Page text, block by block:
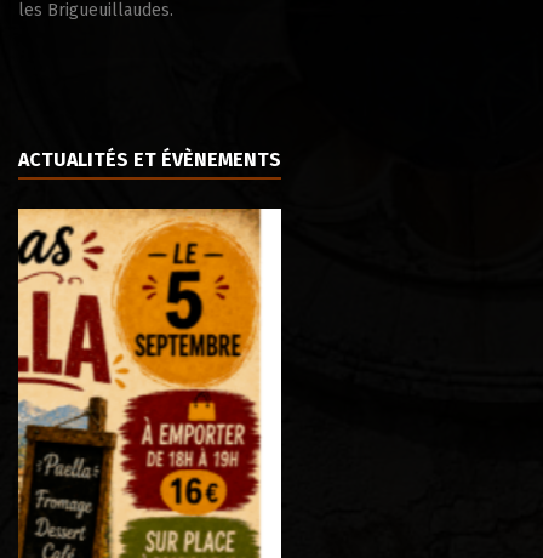
les Brigueuillaudes.
ACTUALITÉS ET ÉVÈNEMENTS